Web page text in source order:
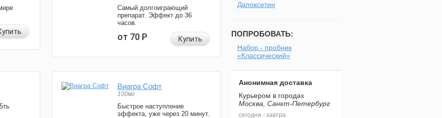
Самый долгоиграющий
препарат. Эффект до 36
часов.
от 70Р Купить
Виагра Софт
100мг
Быстрое наступление
эффекта, уже через 20 минут.
Дапоксетин
ПОПРОБОВАТЬ:
Набор - пробник
«Классический»
Анонимная доставка
Курьером в городах
Москва, Санкт-Петербург
сегодня - завтра